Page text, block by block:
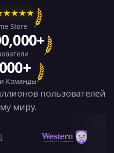
★★★★
Store
Команды
пользователей
миру.